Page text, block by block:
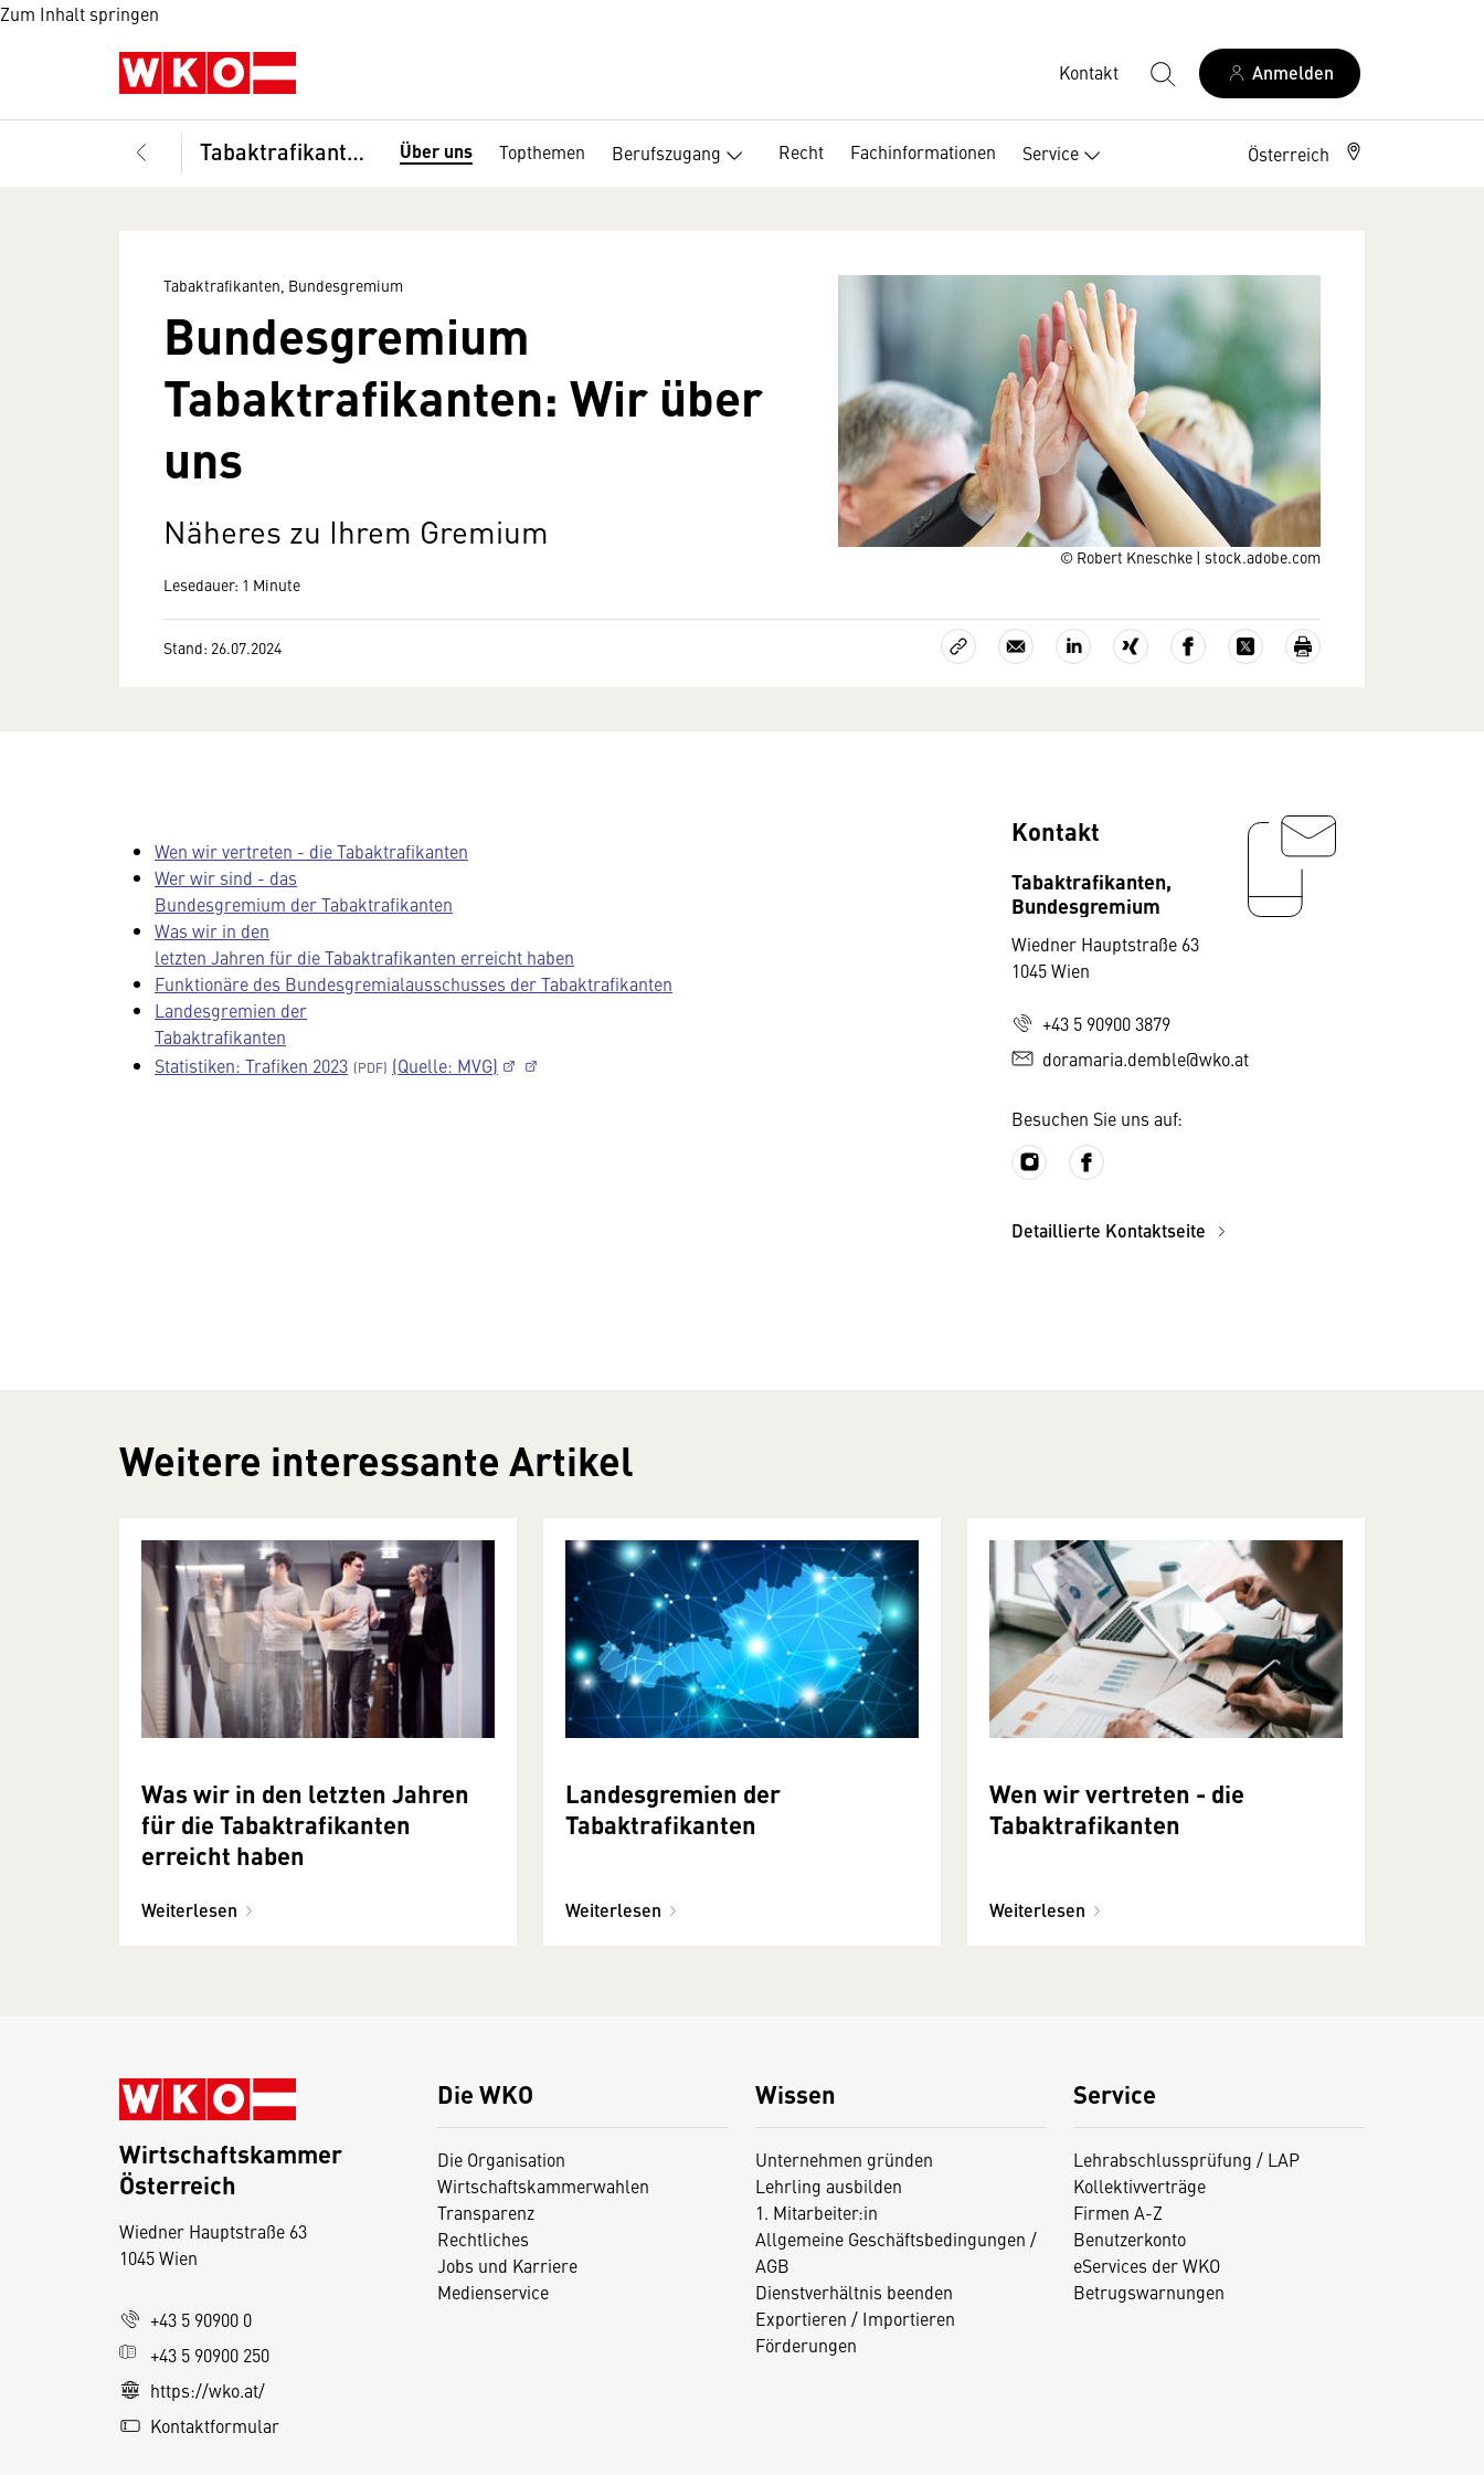
Zum Inhalt springen
Kontakt Anmelden
Tabaktrafikanten, Bundesgremium Über uns Topthemen Berufszugang Recht Fachinformationen Service Österreich
© Robert Kneschke | stock.adobe.com
Tabaktrafikanten, Bundesgremium
Bundesgremium
Tabaktrafikanten: Wir über
uns
Näheres zu Ihrem Gremium
Lesedauer: 1 Minute
Stand: 26.07.2024
Wen wir vertreten - die Tabaktrafikanten
Wer wir sind - das
Bundesgremium der Tabaktrafikanten
Was wir in den
letzten Jahren für die Tabaktrafikanten erreicht haben
Funktionäre des Bundesgremialausschusses der Tabaktrafikanten
Landesgremien der
Tabaktrafikanten
Statistiken: Trafiken 2023
(Quelle: MVG)
Kontakt
Tabaktrafikanten,
Bundesgremium
Wiedner Hauptstraße 63
1045 Wien
+43 5 90900 3879
doramaria.demble@wko.at
Besuchen Sie uns auf:
Detaillierte Kontaktseite
Weitere interessante Artikel
Was wir in den letzten Jahren
für die Tabaktrafikanten
erreicht haben
Weiterlesen
Landesgremien der
Tabaktrafikanten
Weiterlesen
Wen wir vertreten - die
Tabaktrafikanten
Weiterlesen
Die WKO
Die Organisation
Wirtschaftskammerwahlen
Transparenz
Rechtliches
Jobs und Karriere
Medienservice
Wissen
Unternehmen gründen
Lehrling ausbilden
1. Mitarbeiter:in
Allgemeine Geschäftsbedingungen /
AGB
Dienstverhältnis beenden
Exportieren / Importieren
Förderungen
Service
Lehrabschlussprüfung / LAP
Kollektivverträge
Firmen A-Z
Benutzerkonto
eServices der WKO
Betrugswarnungen
Wirtschaftskammer
Österreich
Wiedner Hauptstraße 63
1045 Wien
+43 5 90900 0
+43 5 90900 250
https://wko.at/
Kontaktformular